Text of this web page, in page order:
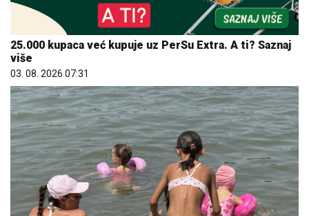
25.000 kupaca već kupuje uz PerSu Extra. A ti? Saznaj
više
03. 08. 2026 07:31